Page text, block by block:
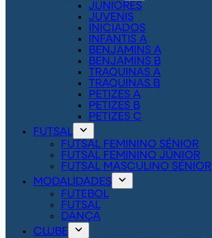
JUNIORES
JUVENIS
INICIADOS
INFANTIS A
BENJAMINS A
BENJAMINS B
TRAQUINAS A
TRAQUINAS B
PETIZES A
PETIZES B
PETIZES C
FUTSAL
FUTSAL FEMININO SÉNIOR
FUTSAL FEMININO JÚNIOR
FUTSAL MASCULINO SÉNIOR
MODALIDADES
FUTEBOL
FUTSAL
DANÇA
CLUBE